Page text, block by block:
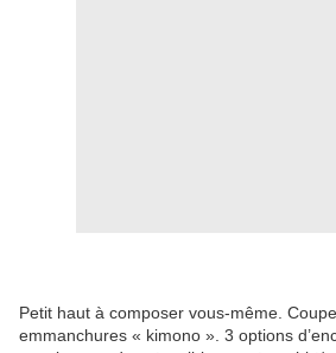
Petit haut à composer vous-même.
emmanchures « kimono ». 3 options